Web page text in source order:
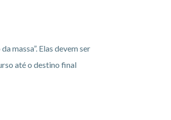
massa”. Elas devem ser
até o destino final